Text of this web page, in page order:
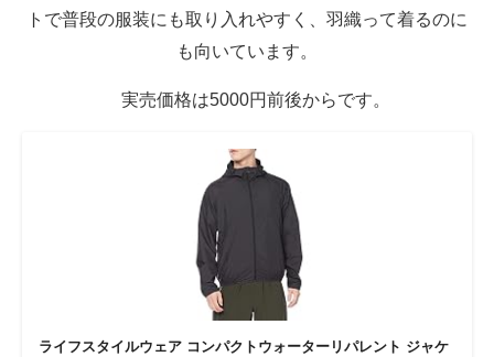
トで普段の服装にも取り入れやすく、羽織って着るのに
も向いています。
実売価格は5000円前後からです。
ライフスタイルウェア コンパクトウォーターリパレント ジャケ